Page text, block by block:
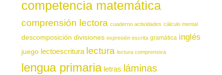
competencia matemática
comprensión lectora cuaderno actividades cálculo mental
descomposición divisiones expresión escrita gramática inglés
juego lectoescritura lectura lectura comprensiva
lengua primaria letras láminas